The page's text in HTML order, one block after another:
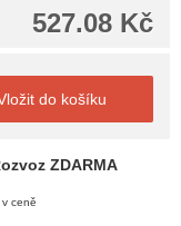
527.08 Kč
do košíku
ZDARMA
ceně